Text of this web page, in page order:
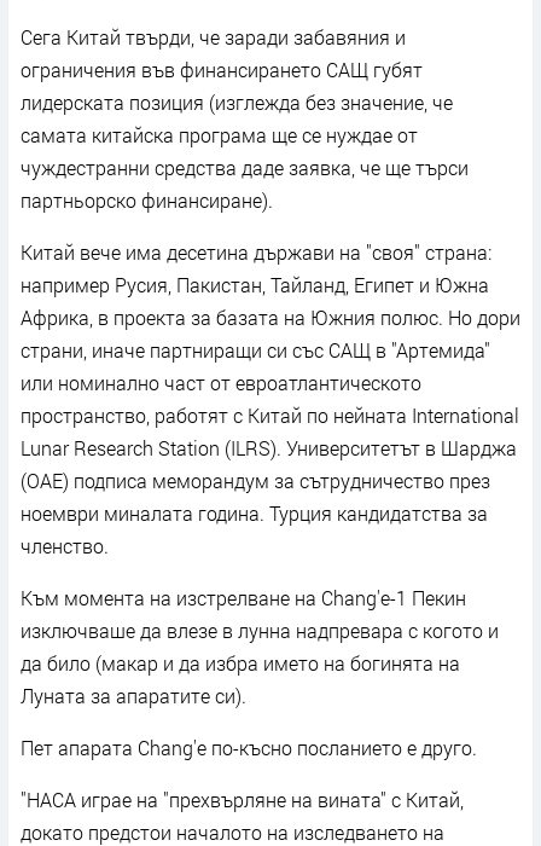
Сега Китай твърди, че заради забавяния и
ограничения във финансирането САЩ губят
лидерската позиция (изглежда без значение, че
самата китайска програма ще се нуждае от
чуждестранни средства даде заявка, че ще търси
партньорско финансиране).
Китай вече има десетина държави на "своя" страна:
например Русия, Пакистан, Тайланд, Египет и Южна
Африка, в проекта за базата на Южния полюс. Но дори
страни, иначе партниращи си със САЩ в "Артемида"
или номинално част от евроатлантическото
пространство, работят с Китай по нейната International
Lunar Research Station (ILRS). Университетът в Шарджа
(ОАЕ) подписа меморандум за сътрудничество през
ноември миналата година. Турция кандидатства за
членство.
Към момента на изстрелване на Chang'e-1 Пекин
изключваше да влезе в лунна надпревара с когото и
да било (макар и да избра името на богинята на
Луната за апаратите си).
Пет апарата Chang'e по-късно посланието е друго.
"НАСА играе на "прехвърляне на вината" с Китай,
докато предстои началото на изследването на